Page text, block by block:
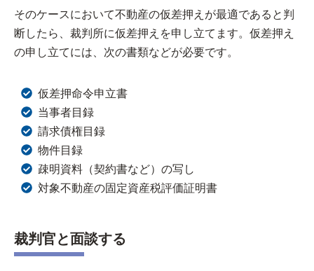
そのケースにおいて不動産の仮差押えが最適であると判
断したら、裁判所に仮差押えを申し立てます。仮差押え
の申し立てには、次の書類などが必要です。
仮差押命令申立書
当事者目録
請求債権目録
物件目録
疎明資料（契約書など）の写し
対象不動産の固定資産税評価証明書
裁判官と面談する